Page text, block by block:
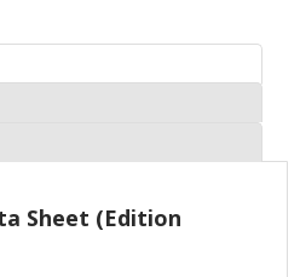
Sheet (Edition